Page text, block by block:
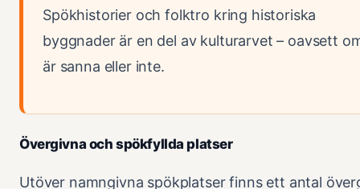
Spökhistorier och folktro kring historiska
byggnader är en del av kulturarvet – oavsett
är sanna eller inte.
Övergivna och spökfyllda platser
Utöver namngivna spökplatser finns ett antal